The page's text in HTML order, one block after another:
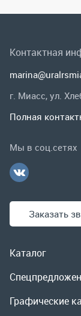
Гарантии и
Заказать